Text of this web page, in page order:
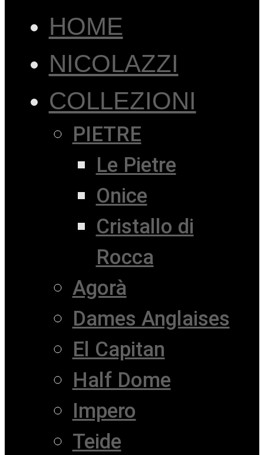
HOME
NICOLAZZI
COLLEZIONI
PIETRE
Le Pietre
Onice
Cristallo di
Rocca
Agorà
Dames Anglaises
El Capitan
Half Dome
Impero
Teide